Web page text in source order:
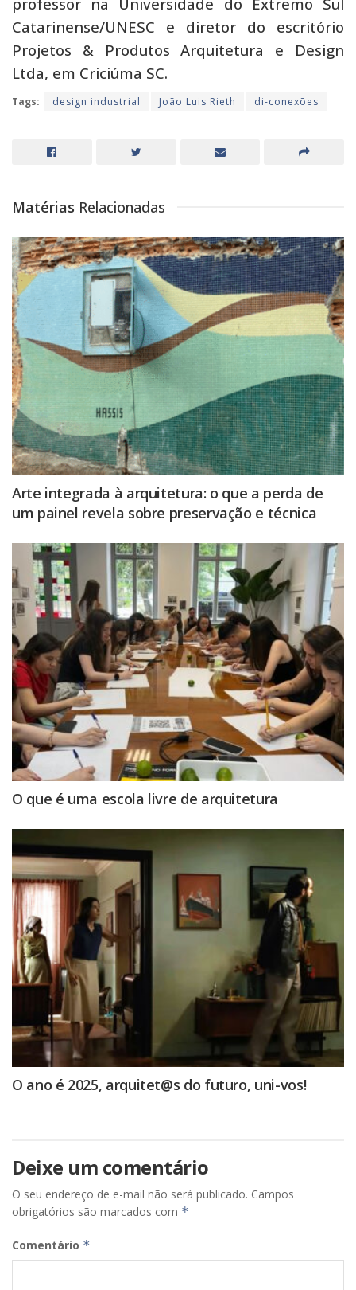
Catarinense/UNESC e diretor do escritório
Projetos & Produtos Arquitetura e Design
Ltda, em Criciúma SC.
Tags: design industrial João Luis Rieth di-conexões
Matérias Relacionadas
Arte integrada à arquitetura: o que a perda de
um painel revela sobre preservação e técnica
O que é uma escola livre de arquitetura
O ano é 2025, arquitet@s do futuro, uni-vos!
Deixe um comentário
O seu endereço de e-mail não será publicado. Campos
obrigatórios são marcados com *
Comentário *